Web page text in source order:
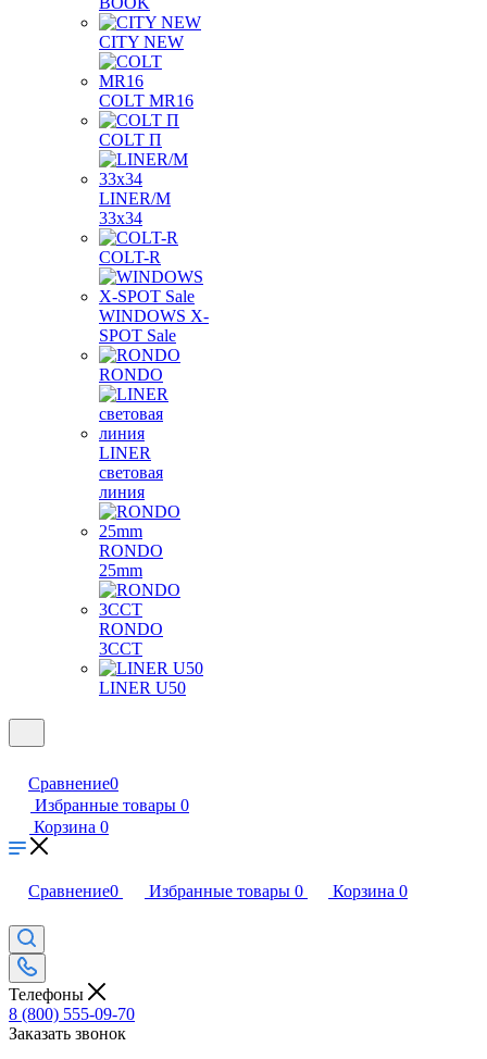
CITY NEW
COLT MR16
COLT П
LINER/М
33х34
COLT-R
WINDOWS X-
SPOT Sale
RONDO
LINER
световая
линия
RONDO
25mm
RONDO
3CCT
LINER U50
Сравнение0
Избранные товары 0
Корзина 0
Сравнение0 Избранные товары 0 Корзина 0
Телефоны
8 (800) 555-09-70
Заказать звонок